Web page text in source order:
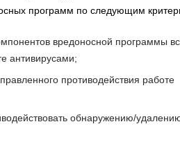
программ по следующим
вредоносной программы
антивирусами;
противодействия работе
обнаружению/